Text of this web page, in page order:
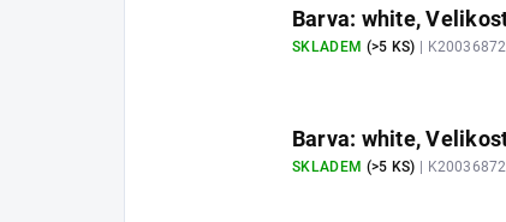
Barva: white,
SKLADEM (>5 KS) |
Barva: white,
SKLADEM (>5 KS) |